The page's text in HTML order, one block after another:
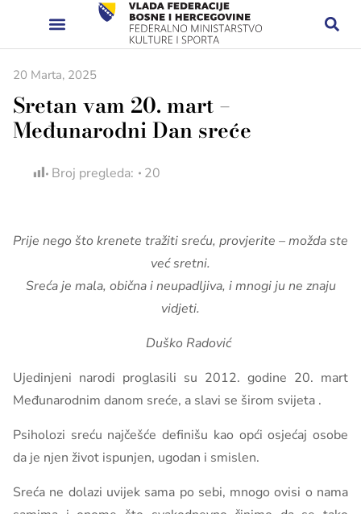
20 Marta, 2025
Sretan vam 20. mart –
Međunarodni Dan sreće
Broj pregleda: 20
Prije nego što krenete tražiti sreću, provjerite – možda ste
već sretni.
Sreća je mala, obična i neupadljiva, i mnogi ju ne znaju
vidjeti.
Duško Radović
Ujedinjeni narodi proglasili su 2012. godine 20. mart
Međunarodnim danom sreće, a slavi se širom svijeta .
Psiholozi sreću najčešće definišu kao opći osjećaj osobe
da je njen život ispunjen, ugodan i smislen.
Sreća ne dolazi uvijek sama po sebi, mnogo ovisi o nama